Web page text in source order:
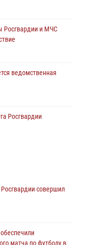
Росгвардии и МЧС
ведомственная
Росгвардии
подготовке для
туризма и
совершил
матча по футболу в